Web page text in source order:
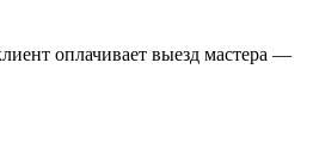
оплачивает выезд мастера —